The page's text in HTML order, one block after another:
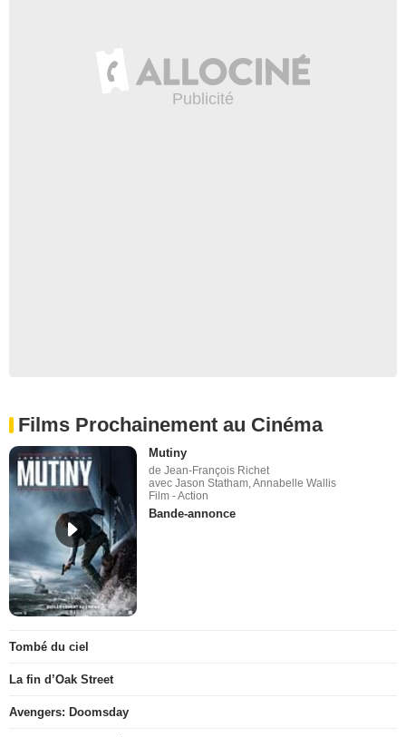
Films Prochainement au Cinéma
Mutiny
de Jean-François Richet
avec Jason Statham, Annabelle Wallis
Film - Action
Bande-annonce
Tombé du ciel
La fin d’Oak Street
Avengers: Doomsday